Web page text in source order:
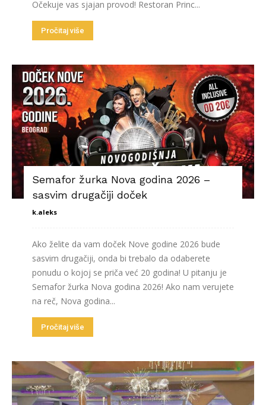
Očekuje vas sjajan provod! Restoran Princ...
Pročitaj više
Semafor žurka Nova godina 2026 –
sasvim drugačiji doček
k.aleks
Ako želite da vam doček Nove godine 2026 bude
sasvim drugačiji, onda bi trebalo da odaberete
ponudu o kojoj se priča već 20 godina! U pitanju je
Semafor žurka Nova godina 2026! Ako nam verujete
na reč, Nova godina...
Pročitaj više